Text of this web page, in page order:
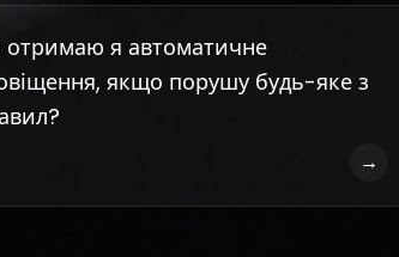
я автоматичне
якщо порушу будь-яке з
→